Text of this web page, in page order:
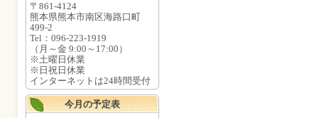
〒861-4124
熊本県熊本市南区海路口町
499-2
Tel：096-223-1919
（月～金 9:00～17:00）
※土曜日休業
※日祝日休業
インターネットは24時間受付
今月の予定表